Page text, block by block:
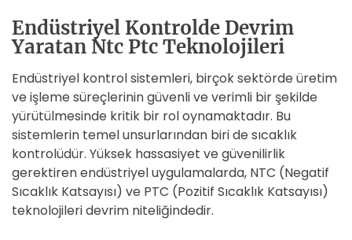
Endüstriyel Kontrolde Devrim
Yaratan Ntc Ptc Teknolojileri
Endüstriyel kontrol sistemleri, birçok sektörde üretim
ve işleme süreçlerinin güvenli ve verimli bir şekilde
yürütülmesinde kritik bir rol oynamaktadır. Bu
sistemlerin temel unsurlarından biri de sıcaklık
kontrolüdür. Yüksek hassasiyet ve güvenilirlik
gerektiren endüstriyel uygulamalarda, NTC (Negatif
Sıcaklık Katsayısı) ve PTC (Pozitif Sıcaklık Katsayısı)
teknolojileri devrim niteliğindedir.